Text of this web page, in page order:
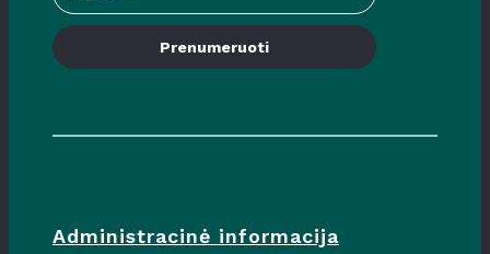
Prenumeruoti
Administracinė informacija